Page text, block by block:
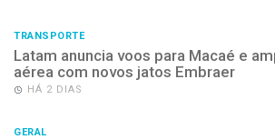
TRANSPORTE
Latam anuncia voos para Macaé e
aérea com novos jatos Embraer
HÁ 2 DIAS
GERAL